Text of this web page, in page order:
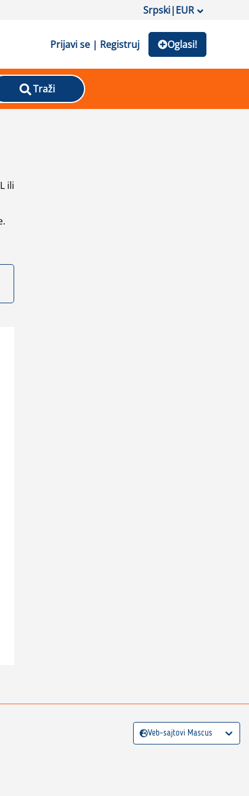
Srpski|EUR
Prijavi se | Registruj Oglasi!
Traži
ili
Veb-sajtovi Mascus